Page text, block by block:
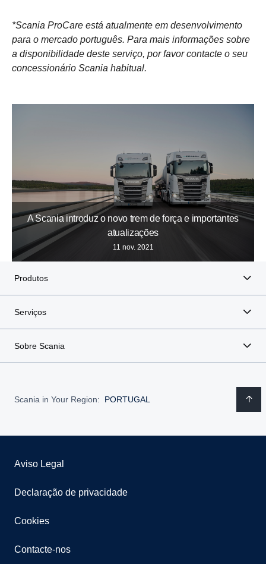
*Scania ProCare está atualmente em desenvolvimento
para o mercado português. Para mais informações sobre
a disponibilidade deste serviço, por favor contacte o seu
concessionário Scania habitual.
A Scania introduz o novo trem de força e importantes
atualizações
11 nov. 2021
Produtos
Serviços
Sobre Scania
Scania in Your Region: PORTUGAL
Aviso Legal
Declaração de privacidade
Cookies
Contacte-nos